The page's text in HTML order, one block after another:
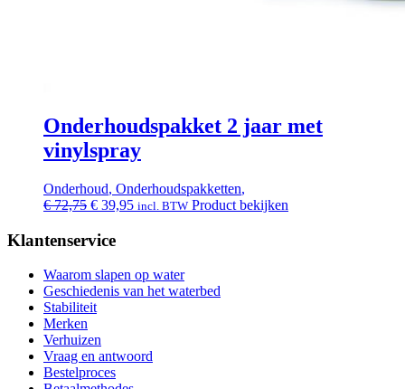
Onderhoudspakket 2 jaar met
vinylspray
Onderhoud, Onderhoudspakketten,
€72,75 Oorspronkelijke
was:
€ 39,95Huidige
incl. BTW Product bekijken
Klantenservice
Waarom slapen op water
Geschiedenis van het waterbed
Stabiliteit
Merken
Verhuizen
Vraag en antwoord
Bestelproces